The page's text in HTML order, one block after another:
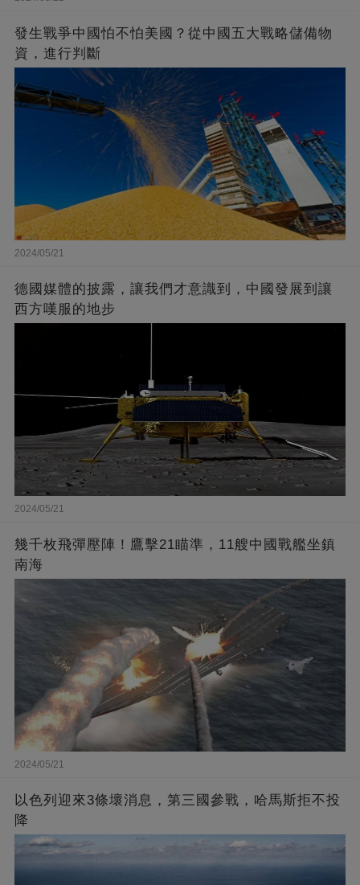
發生戰爭中國怕不怕美國？從中國五大戰略儲備物
資，進行判斷
2024/05/21
德國媒體的披露，讓我們才意識到，中國發展到讓
西方嘆服的地步
2024/05/21
幾千枚飛彈壓陣！鷹擊21瞄準，11艘中國戰艦坐鎮
南海
2024/05/21
以色列迎來3條壞消息，第三國參戰，哈馬斯拒不投
降